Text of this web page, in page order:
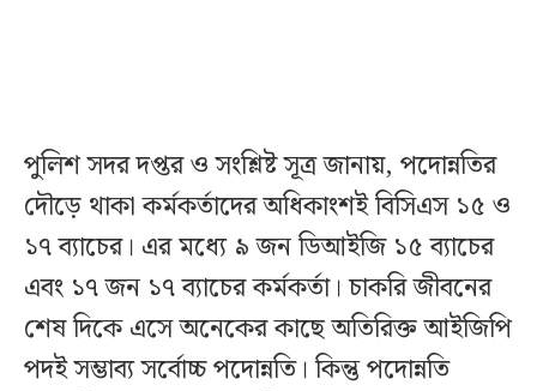
পুলিশ সদর দপ্তর ও সংশ্লিষ্ট সূত্র জানায়, পদোন্নতির
দৌড়ে থাকা কর্মকর্তাদের অধিকাংশই বিসিএস ১৫ ও
১৭ ব্যাচের। এর মধ্যে ৯ জন ডিআইজি ১৫ ব্যাচের
এবং ১৭ জন ১৭ ব্যাচের কর্মকর্তা। চাকরি জীবনের
শেষ দিকে এসে অনেকের কাছে অতিরিক্ত আইজিপি
পদই সম্ভাব্য সর্বোচ্চ পদোন্নতি। কিন্তু পদোন্নতি